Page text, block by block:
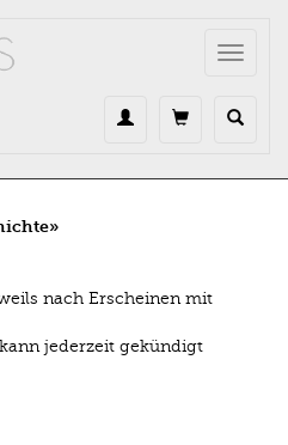
Toggle
nach Erscheinen mit
jederzeit gekündigt